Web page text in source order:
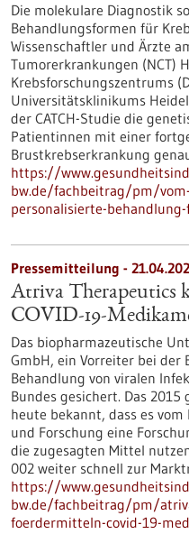
Die molekulare Diagnostik
Behandlungsformen für
Wissenschaftler und Ärzte
Tumorerkrankungen (NCT)
Krebsforschungszentrums
Universitätsklinikums
der CATCH-Studie die
Patientinnen mit einer
Brustkrebserkrankung
https://
bw.de/fachbeitrag/pm/
personalisierte-
Pressemitteilung -
Atriva Therapeutics
COVID-19-
Das biopharmazeutische
GmbH, ein Vorreiter bei der
Behandlung von viralen
Bundes gesichert. Das
heute bekannt, dass es
und Forschung eine
die zugesagten Mittel
002 weiter schnell zur
https://
bw.de/fachbeitrag/pm/
foerdermitteln-covid-19-